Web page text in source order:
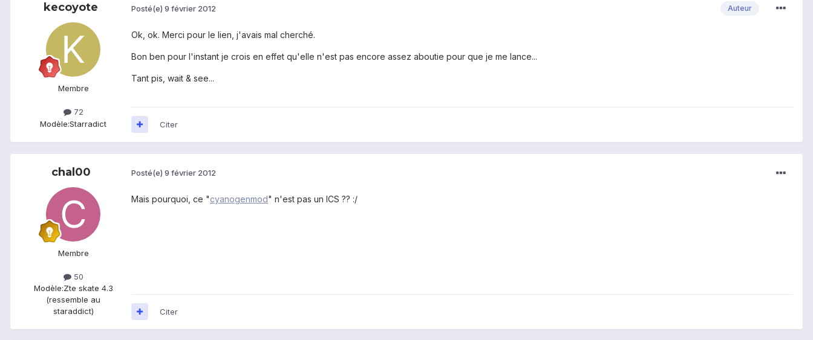
kecoyote
Membre
72
Modèle:Starradict
Auteur
Posté(e) 9 février 2012
Ok, ok. Merci pour le lien, j'avais mal cherché.
Bon ben pour l'instant je crois en effet qu'elle n'est pas encore assez aboutie pour que je me lance...
Tant pis, wait & see...
Citer
chal00
Membre
50
Modèle:Zte skate 4.3
(ressemble au
staraddict)
Posté(e) 9 février 2012
Mais pourquoi, ce "cyanogenmod" n'est pas un ICS ?? :/
Citer